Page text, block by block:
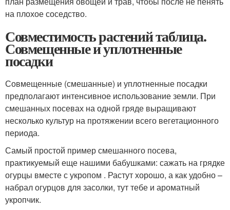
на плохое соседство.
Совместимость растений таблица.
Совмещенные и уплотненные
посадки
Совмещенные (смешанные) и уплотненные посадки
предполагают интенсивное использование земли. При
смешанных посевах на одной гряде выращивают
несколько культур на протяжении всего вегетационного
периода.
Самый простой пример смешанного посева,
практикуемый еще нашими бабушками: сажать на грядке
огурцы вместе с укропом . Растут хорошо, а как удобно –
набрал огурцов для засолки, тут тебе и ароматный
укропчик.